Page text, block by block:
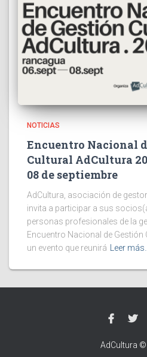
NOTICIAS
Encuentro Nacional
Cultural AdCultura
08 de septiembre
AdCultura, asociación de
invita a participar a sus
personas profesionales de la
Encuentro Nacional de Gestión
un evento que reunirá
Leer más…
AdCultura